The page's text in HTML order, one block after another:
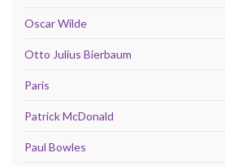
Oscar Wilde
Otto Julius Bierbaum
Paris
Patrick McDonald
Paul Bowles